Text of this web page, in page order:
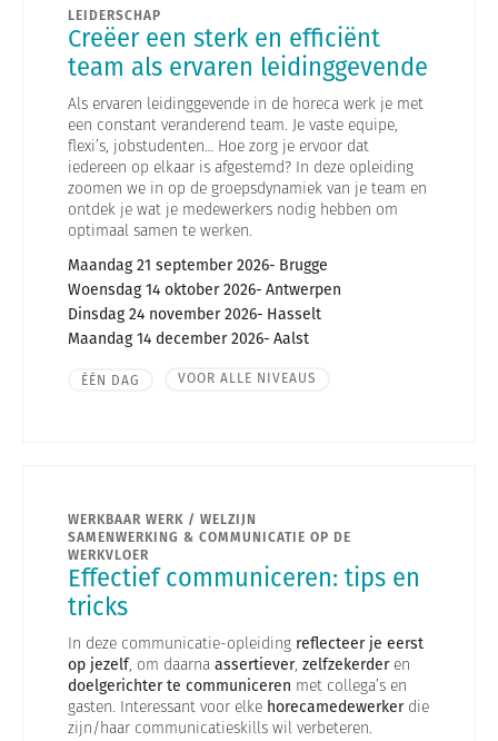
LEIDERSCHAP
Creëer een sterk en efficiënt
team als ervaren leidinggevende
Als ervaren leidinggevende in de horeca werk je met
een constant veranderend team. Je vaste equipe,
flexi’s, jobstudenten… Hoe zorg je ervoor dat
iedereen op elkaar is afgestemd? In deze opleiding
zoomen we in op de groepsdynamiek van je team en
ontdek je wat je medewerkers nodig hebben om
optimaal samen te werken.
Maandag 21 september 2026 Brugge
Woensdag 14 oktober 2026 Antwerpen
Dinsdag 24 november 2026 Hasselt
Maandag 14 december 2026 Aalst
ÉÉN DAG VOOR ALLE NIVEAUS
WERKBAAR WERK / WELZIJN
SAMENWERKING & COMMUNICATIE OP DE
WERKVLOER
Effectief communiceren: tips en
tricks
In deze communicatie-opleiding reflecteer je eerst
op jezelf, om daarna assertiever, zelfzekerder en
doelgerichter te communiceren met collega’s en
gasten. Interessant voor elke horecamedewerkerdie
zijn/haar communicatieskills wil verbeteren.